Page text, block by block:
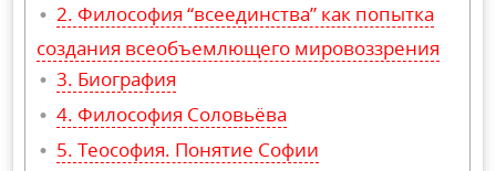
Философия “всеединства” как попытка
создания всеобъемлющего мировоззрения
Биография
Философия Соловьёва
Теософия. Понятие Софии